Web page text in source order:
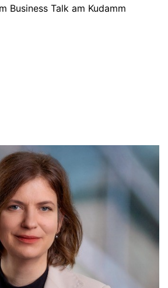
Business Talk am Kudamm